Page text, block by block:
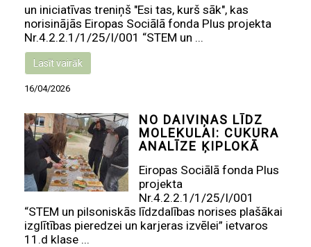
un iniciatīvas treniņš "Esi tas, kurš sāk", kas
norisinājās Eiropas Sociālā fonda Plus projekta
Nr.4.2.2.1/1/25/I/001 “STEM un ...
Lasīt vairāk
16/04/2026
NO DAIVIŅAS LĪDZ
MOLEKULAI: CUKURA
ANALĪZE ĶIPLOKĀ
Eiropas Sociālā fonda Plus
projekta
Nr.4.2.2.1/1/25/I/001
“STEM un pilsoniskās līdzdalības norises plašākai
izglītības pieredzei un karjeras izvēlei” ietvaros
11.d klase ...